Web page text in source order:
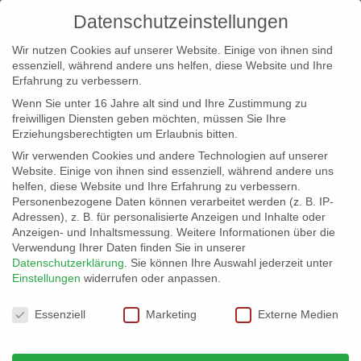
info@erfolgreich-events.de
+4940 46 777 230
00463_loop
Video-
Datenschutzeinstellungen
Wir nutzen Cookies auf unserer Website. Einige von ihnen sind
essenziell, während andere uns helfen, diese Website und Ihre
Erfahrung zu verbessern.
Wenn Sie unter 16 Jahre alt sind und Ihre Zustimmung zu
freiwilligen Diensten geben möchten, müssen Sie Ihre
Erziehungsberechtigten um Erlaubnis bitten.
Wir verwenden Cookies und andere Technologien auf unserer
Website. Einige von ihnen sind essenziell, während andere uns
helfen, diese Website und Ihre Erfahrung zu verbessern.
Personenbezogene Daten können verarbeitet werden (z. B. IP-
Adressen), z. B. für personalisierte Anzeigen und Inhalte oder
Anzeigen- und Inhaltsmessung. Weitere Informationen über die
Verwendung Ihrer Daten finden Sie in unserer
Datenschutzerklärung
Sie können Ihre Auswahl jederzeit unter
Einstellungen widerrufen oder anpassen.
Datenschutzeinstellungen
Essenziell Marketing Externe Medien